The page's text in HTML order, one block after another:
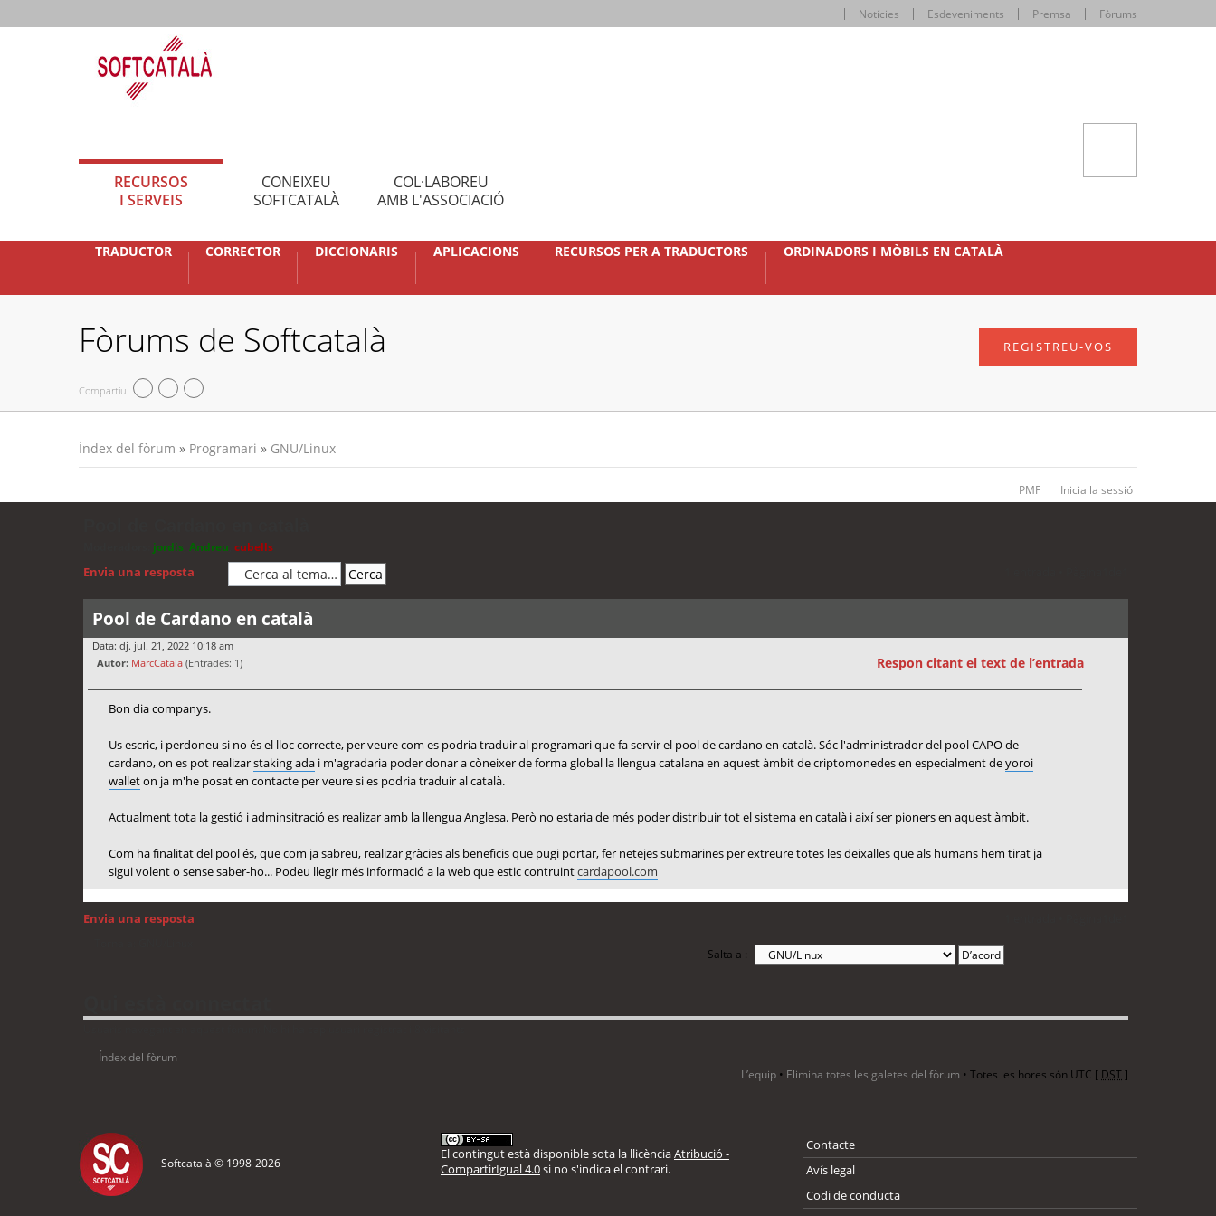
Notícies Esdeveniments Premsa Fòrums
RECURSOS
I SERVEIS
CONEIXEU
SOFTCATALÀ
COL·LABOREU
AMB L'ASSOCIACIÓ
TRADUCTOR CORRECTOR DICCIONARIS APLICACIONS RECURSOS PER A TRADUCTORS ORDINADORS I MÒBILS EN CATALÀ
Fòrums de Softcatalà
Compartiu
REGISTREU-VOS
Índex del fòrum » Programari » GNU/Linux
PMF Inicia la sessió
jordis Andreu cubells
Envia una resposta
Pool de Cardano en català
Data: dj. jul. 21, 2022 10:18 am
Autor: MarcCatala (Entrades: 1) Respon citant el text de l’entrada
Bon dia companys.
Us escric, i perdoneu si no és el lloc correcte, per veure com es podria traduir al programari que fa servir el pool de cardano en català. Sóc l'administrador del pool CAPO de
cardano, on es pot realizarstaking adai m'agradaria poder donar a còneixer de forma global la llengua catalana en aquest àmbit de criptomonedes en especialment deyoroi
walleton ja m'he posat en contacte per veure si es podria traduir al català.
Actualment tota la gestió i adminsitració es realizar amb la llengua Anglesa. Però no estaria de més poder distribuir tot el sistema en català i així ser pioners en aquest àmbit.
Com ha finalitat del pool és, que com ja sabreu, realizar gràcies als beneficis que pugi portar, fer netejes submarines per extreure totes les deixalles que als humans hem tirat ja
sigui volent o sense saber-ho... Podeu llegir més informació a la web que estic contruintcardapool.com
Envia una resposta
Salta a :
Índex del fòrum
L’equip • Elimina totes les galetes del fòrum • Totes les hores són UTC [ DST]
Softcatalà © 1998-2026
El contingut està disponible sota la llicènciaAtribució -
CompartirIgual 4.0si no s'indica el contrari.
Contacte
Avís legal
Codi de conducta